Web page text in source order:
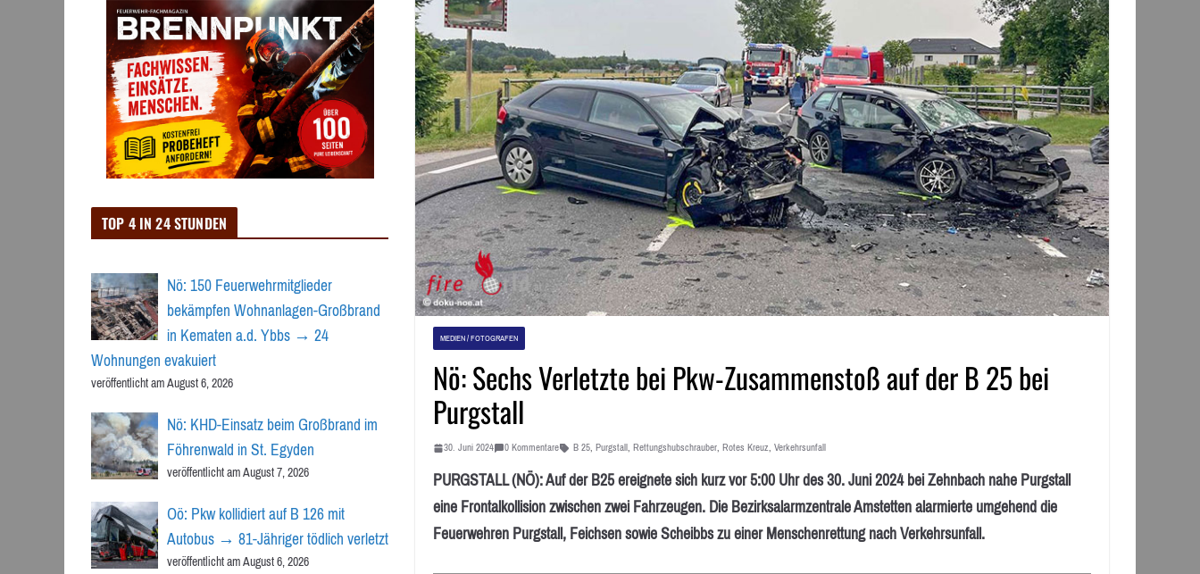
MEDIEN / FOTOGRAFEN
Nö: Sechs Verletzte bei Pkw-Zusammenstoß auf der B 25 bei
Purgstall
30. Juni 2024 0 Kommentare B 25, Purgstall, Rettungshubschrauber, Rotes Kreuz, Verkehrsunfall
PURGSTALL (NÖ): Auf der B25 ereignete sich kurz vor 5:00 Uhr des 30. Juni 2024 bei Zehnbach nahe Purgstall
eine Frontalkollision zwischen zwei Fahrzeugen. Die Bezirksalarmzentrale Amstetten alarmierte umgehend die
Feuerwehren Purgstall, Feichsen sowie Scheibbs zu einer Menschenrettung nach Verkehrsunfall.
TOP 4 IN 24 STUNDEN
Nö: 150 Feuerwehrmitglieder
bekämpfen Wohnanlagen-Großbrand
in Kematen a.d. Ybbs → 24
Wohnungen evakuiert
veröffentlicht am August 6, 2026
Nö: KHD-Einsatz beim Großbrand im
Föhrenwald in St. Egyden
veröffentlicht am August 7, 2026
Oö: Pkw kollidiert auf B 126 mit
Autobus → 81-Jähriger tödlich verletzt
veröffentlicht am August 6, 2026